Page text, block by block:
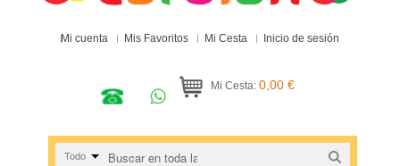
Mi cuenta Mis Favoritos Mi Cesta Inicio de sesión
Mi Cesta: 0,00 €
Todo